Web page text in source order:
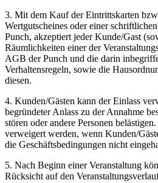
3. Mit dem Kauf der Eintrittskarten
Wertgutscheines oder einer
Punch, akzeptiert jeder Kunde/Gast
Räumlichkeiten einer der
AGB der Punch und die darin
Verhaltensregeln, sowie die
diesen.
4. Kunden/Gästen kann der Einlass
begründeter Anlass zu der Annahme
stören oder andere Personen
verweigert werden, wenn Kunden/
die Geschäftsbedingungen nicht
5. Nach Beginn einer Veranstaltung
Rücksicht auf den